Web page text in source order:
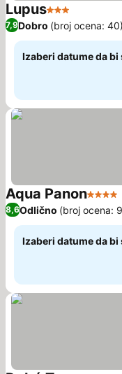
Lupus3 ZvezdicePogledaj
7,9Dobro (broj ocena: 40)
Izaberi datume da bi
Aqua Panon4
8,6Odlično (broj ocena:
Izaberi datume da bi